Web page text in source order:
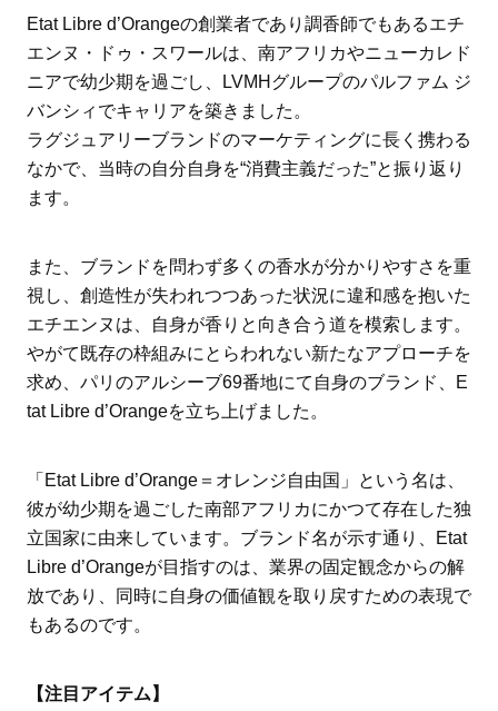
Etat Libre d’Orangeの創業者であり調香師でもあるエチ
エンヌ・ドゥ・スワールは、南アフリカやニューカレド
ニアで幼少期を過ごし、LVMHグループのパルファム ジ
バンシィでキャリアを築きました。
ラグジュアリーブランドのマーケティングに長く携わる
なかで、当時の自分自身を“消費主義だった”と振り返り
ます。
また、ブランドを問わず多くの香水が分かりやすさを重
視し、創造性が失われつつあった状況に違和感を抱いた
エチエンヌは、自身が香りと向き合う道を模索します。
やがて既存の枠組みにとらわれない新たなアプローチを
求め、パリのアルシーブ69番地にて自身のブランド、E
tat Libre d’Orangeを立ち上げました。
「Etat Libre d’Orange＝オレンジ自由国」という名は、
彼が幼少期を過ごした南部アフリカにかつて存在した独
立国家に由来しています。ブランド名が示す通り、Etat
Libre d’Orangeが目指すのは、業界の固定観念からの解
放であり、同時に自身の価値観を取り戻すための表現で
もあるのです。
【注目アイテム】